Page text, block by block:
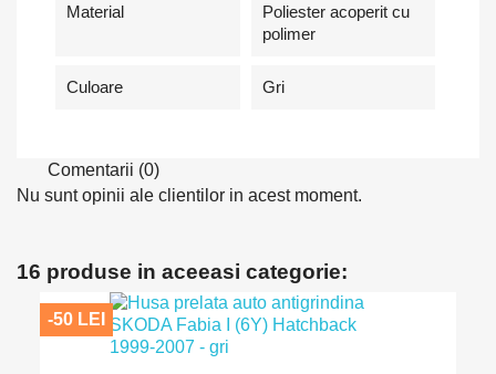
Material
Poliester acoperit cu
polimer
Culoare Gri
Comentarii (0)
Nu sunt opinii ale clientilor in acest moment.
16 produse in aceeasi categorie:
-50 LEI